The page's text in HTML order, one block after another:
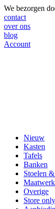
We bezorgen
contact
over ons
blog
Account
Nieuw
Kasten
Tafels
Banken
Stoelen
Maatwerk
Overige
Store only